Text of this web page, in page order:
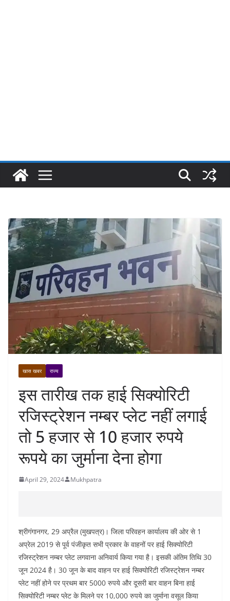
खास खबर राज्य
इस तारीख तक हाई सिक्योरिटी
रजिस्ट्रेशन नम्बर प्लेट नहीं लगाई
तो 5 हजार से 10 हजार रुपये
रूपये का जुर्माना देना होगा
April 29, 2024 Mukhpatra
श्रीगंगानगर, 29 अप्रैल (मुखपत्र)। जिला परिवहन कार्यालय की ओर से 1
अप्रेल 2019 से पूर्व पंजीकृत सभी प्रकार के वाहनों पर हाई सिक्योरिटी
रजिस्ट्रेशन नम्बर प्लेट लगवाना अनिवार्य किया गया है। इसकी अंतिम तिथि 30
जून 2024 है। 30 जून के बाद वाहन पर हाई सिक्योरिटी रजिस्ट्रेशन नम्बर
प्लेट नहीं होने पर प्रथम बार 5000 रुपये और दूसरी बार वाहन बिना हाई
सिक्योरिटी नम्बर प्लेट के मिलने पर 10,000 रुपये का जुर्माना वसूल किया